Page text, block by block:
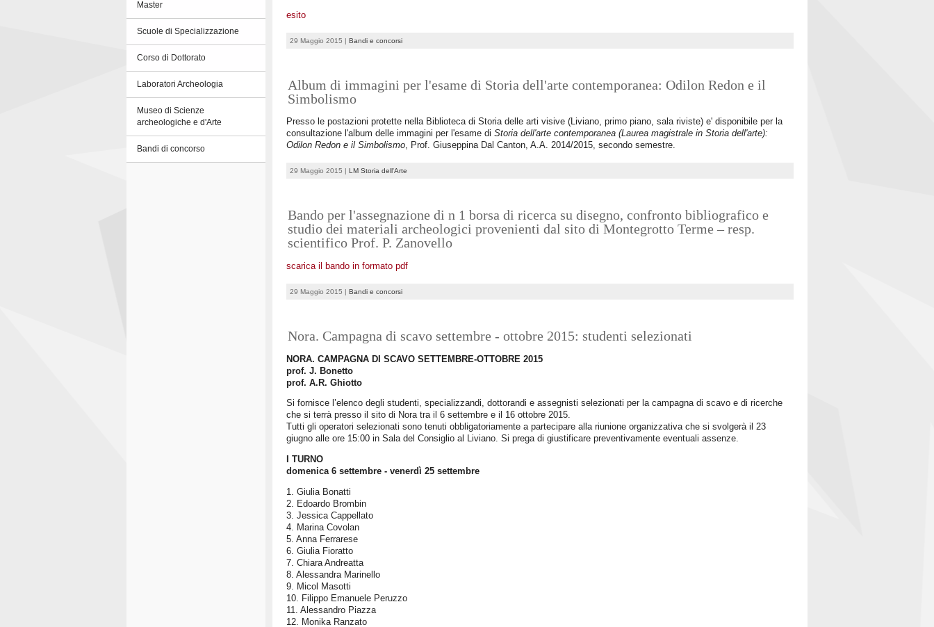
Master
Scuole di Specializzazione
Corso di Dottorato
Laboratori Archeologia
Museo di Scienze
archeologiche e d'Arte
Bandi di concorso
esito
29 Maggio 2015 | Bandi e concorsi
Album di immagini per l'esame di Storia dell'arte contemporanea: Odilon Redon e il
Simbolismo
Presso le postazioni protette nella Biblioteca di Storia delle arti visive (Liviano, primo piano, sala riviste) e' disponibile per la
consultazione l'album delle immagini per l'esame di Storia dell'arte contemporanea (Laurea magistrale in Storia dell'arte):
Odilon Redon e il Simbolismo, Prof. Giuseppina Dal Canton, A.A. 2014/2015, secondo semestre.
29 Maggio 2015 | LM Storia dell'Arte
Bando per l'assegnazione di n 1 borsa di ricerca su disegno, confronto bibliografico e
studio dei materiali archeologici provenienti dal sito di Montegrotto Terme – resp.
scientifico Prof. P. Zanovello
scarica il bando in formato pdf
29 Maggio 2015 | Bandi e concorsi
Nora. Campagna di scavo settembre - ottobre 2015: studenti selezionati
NORA. CAMPAGNA DI SCAVO SETTEMBRE-OTTOBRE 2015
prof. J. Bonetto
prof. A.R. Ghiotto
Si fornisce l’elenco degli studenti, specializzandi, dottorandi e assegnisti selezionati per la campagna di scavo e di ricerche
che si terrà presso il sito di Nora tra il 6 settembre e il 16 ottobre 2015.
Tutti gli operatori selezionati sono tenuti obbligatoriamente a partecipare alla riunione organizzativa che si svolgerà il 23
giugno alle ore 15:00 in Sala del Consiglio al Liviano. Si prega di giustificare preventivamente eventuali assenze.
I TURNO
domenica 6 settembre - venerdì 25 settembre
1. Giulia Bonatti
2. Edoardo Brombin
3. Jessica Cappellato
4. Marina Covolan
5. Anna Ferrarese
6. Giulia Fioratto
7. Chiara Andreatta
8. Alessandra Marinello
9. Micol Masotti
10. Filippo Emanuele Peruzzo
11. Alessandro Piazza
12. Monika Ranzato